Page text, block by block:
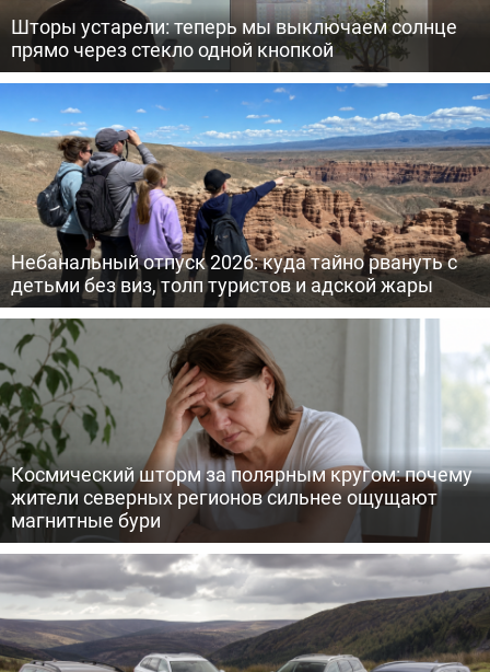
Шторы устарели: теперь мы выключаем солнце
прямо через стекло одной кнопкой
Небанальный отпуск 2026: куда тайно рвануть с
детьми без виз, толп туристов и адской жары
Космический шторм за полярным кругом: почему
жители северных регионов сильнее ощущают
магнитные бури